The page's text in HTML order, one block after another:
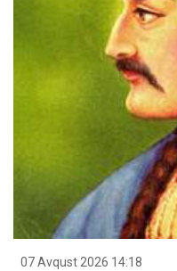
07 Avqust 2026 14:18